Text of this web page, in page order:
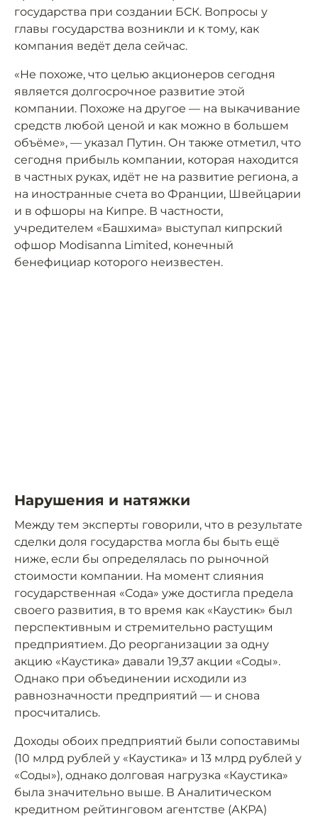
государства при создании БСК. Вопросы у
главы государства возникли и к тому, как
компания ведёт дела сейчас.
«Не похоже, что целью акционеров сегодня
является долгосрочное развитие этой
компании. Похоже на другое — на выкачивание
средств любой ценой и как можно в большем
объёме», — указал Путин. Он также отметил, что
сегодня прибыль компании, которая находится
в частных руках, идёт не на развитие региона, а
на иностранные счета во Франции, Швейцарии
и в офшоры на Кипре. В частности,
учредителем «Башхима» выступал кипрский
офшор Modisanna Limited, конечный
бенефициар которого неизвестен.
Нарушения и натяжки
Между тем эксперты говорили, что в результате
сделки доля государства могла бы быть ещё
ниже, если бы определялась по рыночной
стоимости компании. На момент слияния
государственная «Сода» уже достигла предела
своего развития, в то время как «Каустик» был
перспективным и стремительно растущим
предприятием. До реорганизации за одну
акцию «Каустика» давали 19,37 акции «Соды».
Однако при объединении исходили из
равнозначности предприятий — и снова
просчитались.
Доходы обоих предприятий были сопоставимы
(10 млрд рублей у «Каустика» и 13 млрд рублей у
«Соды»), однако долговая нагрузка «Каустика»
была значительно выше. В Аналитическом
кредитном рейтинговом агентстве (АКРА)